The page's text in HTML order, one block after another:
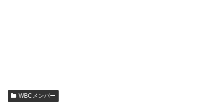
WBCメンバー